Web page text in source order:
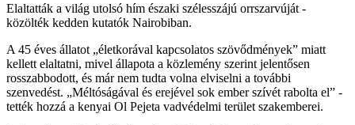
Elaltatták a világ utolsó hím északi szélesszájú orrszarvúját -
közölték kedden kutatók Nairobiban.
A 45 éves állatot „életkorával kapcsolatos szövődmények” miatt
kellett elaltatni, mivel állapota a közlemény szerint jelentősen
rosszabbodott, és már nem tudta volna elviselni a további
szenvedést. „Méltóságával és erejével sok ember szívét rabolta el” -
tették hozzá a kenyai Ol Pejeta vadvédelmi terület szakemberei.